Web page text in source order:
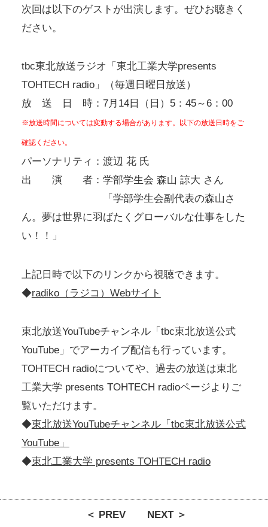
次回は以下のゲストが出演します。ぜひお聴きく
ださい。
tbc東北放送ラジオ「東北工業大学presents
TOHTECH radio」（毎週日曜日放送）
放 送 日 時：7月14日（日）5：45～6：00
※放送時間については変動する場合があります。以下の放送日時をご
確認ください。
パーソナリティ：渡辺 花 氏
出 演 者：学部学生会 森山 諒大 さん
「学部学生会副代表の森山さ
ん。夢は世界に羽ばたくグローバルな仕事をした
い！！」
上記日時で以下のリンクから視聴できます。
◆radiko（ラジコ）Webサイト
東北放送YouTubeチャンネル「tbc東北放送公式
YouTube」でアーカイブ配信も行っています。
TOHTECH radioについてや、過去の放送は東北
工業大学 presents TOHTECH radioページよりご
覧いただけます。
◆東北放送YouTubeチャンネル「tbc東北放送公式
YouTube」
◆東北工業大学 presents TOHTECH radio
＜ PREV NEXT ＞